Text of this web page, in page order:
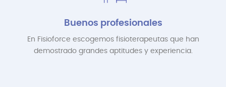
Buenos profesionales
En Fisioforce escogemos fisioterapeutas que han
demostrado grandes aptitudes y experiencia.